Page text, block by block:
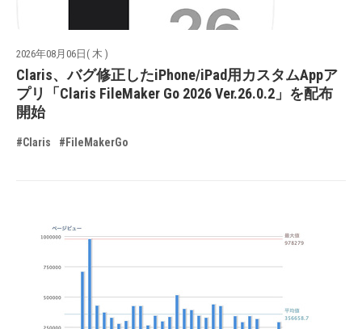
2026年08月06日( 木 )
Claris、バグ修正したiPhone/iPad用カスタムAppア
プリ「Claris FileMaker Go 2026 Ver.26.0.2」を配布
開始
#Claris #FileMakerGo